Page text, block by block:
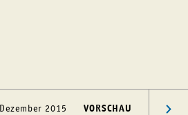
Dezember 2015 VORSCHAU